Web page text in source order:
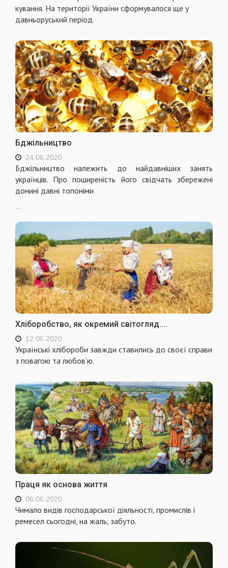
кування. На території України сформувалося ще у
давньоруський період.
Бджільництво
24.06.2020
Бджільництво
належить до найдавніших занять
українців. Про поширеність його свідчать збережені
донині давні топоніми
Хліборобство, як окремий світогляд....
12.06.2020
Українські хлібороби завжди ставились до своєї справи
з повагою та любов’ю.
Праця як основа життя
06.06.2020
Чимало видів господарської діяльності, промислів і
ремесел сьогодні, на жаль, забуто.